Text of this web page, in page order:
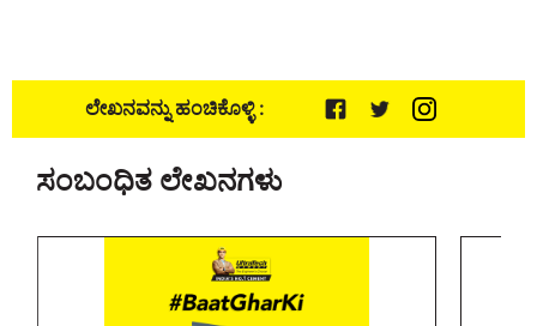
ಲೇಖನವನ್ನು ಹಂಚಿಕೊಳ್ಳಿ :
ಸಂಬಂಧಿತ ಲೇಖನಗಳು